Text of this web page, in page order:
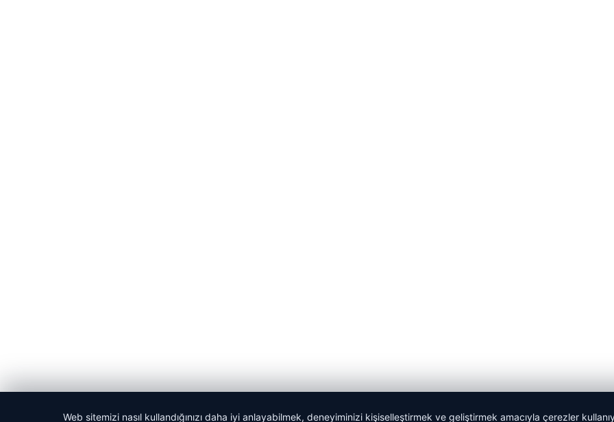
Web sitemizi nasıl kullandığınızı daha iyi anlayabilmek, deneyiminizi kişiselleştirmek ve geliştirmek amacıyla çerezler